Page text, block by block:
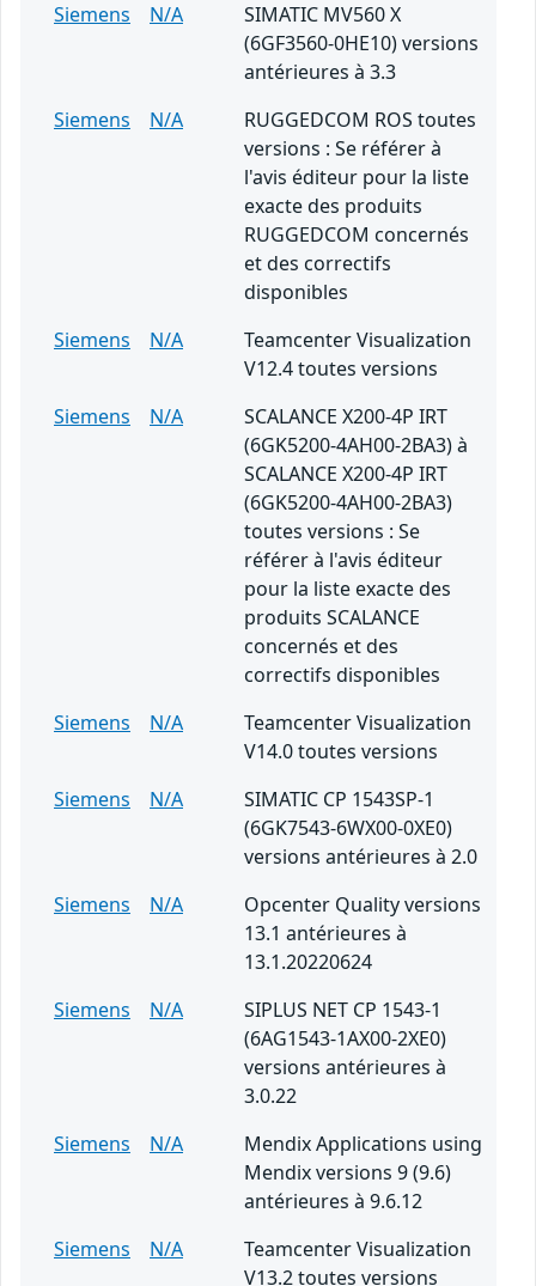
Siemens
N/A
SIMATIC MV560 X
(6GF3560-0HE10) versions
antérieures à 3.3
Siemens
N/A
RUGGEDCOM ROS toutes
versions : Se référer à
l'avis éditeur pour la liste
exacte des produits
RUGGEDCOM concernés
et des correctifs
disponibles
Siemens
N/A
Teamcenter Visualization
V12.4 toutes versions
Siemens
N/A
SCALANCE X200-4P IRT
(6GK5200-4AH00-2BA3) à
SCALANCE X200-4P IRT
(6GK5200-4AH00-2BA3)
toutes versions : Se
référer à l'avis éditeur
pour la liste exacte des
produits SCALANCE
concernés et des
correctifs disponibles
Siemens
N/A
Teamcenter Visualization
V14.0 toutes versions
Siemens
N/A
SIMATIC CP 1543SP-1
(6GK7543-6WX00-0XE0)
versions antérieures à 2.0
Siemens
N/A
Opcenter Quality versions
13.1 antérieures à
13.1.20220624
Siemens
N/A
SIPLUS NET CP 1543-1
(6AG1543-1AX00-2XE0)
versions antérieures à
3.0.22
Siemens
N/A
Mendix Applications using
Mendix versions 9 (9.6)
antérieures à 9.6.12
Siemens
N/A
Teamcenter Visualization
V13.2 toutes versions